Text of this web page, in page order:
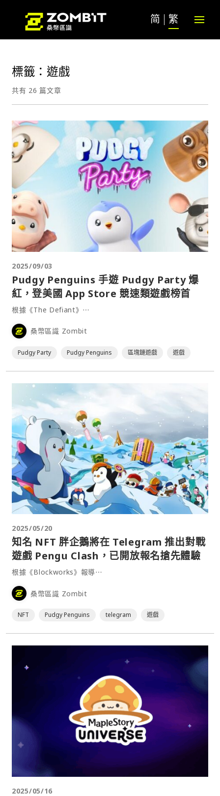
简 繁
標籤：遊戲
共有 26 篇文章
2025/09/03
Pudgy Penguins 手遊 Pudgy Party 爆
紅，登美國 App Store 競速類遊戲榜首
根據《The Defiant》⋯
桑幣區識 Zombit
Pudgy Party Pudgy Penguins 區塊鏈遊戲 遊戲
2025/05/20
知名 NFT 胖企鵝將在 Telegram 推出對戰
遊戲 Pengu Clash，已開放報名搶先體驗
根據《Blockworks》報導⋯
桑幣區識 Zombit
NFT Pudgy Penguins telegram 遊戲
2025/05/16